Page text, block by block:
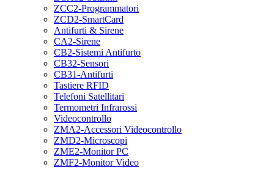
ZCC2-Programmatori
ZCD2-SmartCard
Antifurti & Sirene
CA2-Sirene
CB2-Sistemi Antifurto
CB32-Sensori
CB31-Antifurti
Tastiere RFID
Telefoni Satellitari
Termometri Infrarossi
Videocontrollo
ZMA2-Accessori Videocontrollo
ZMD2-Microscopi
ZME2-Monitor PC
ZMF2-Monitor Video